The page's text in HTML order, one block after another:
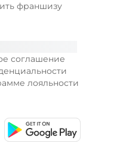
соглашение
лояльности
франшизу